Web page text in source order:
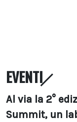
EVENTI
Al via la 2°
Summit, un